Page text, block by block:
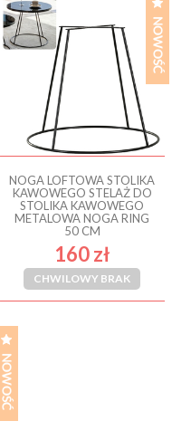
NOGA LOFTOWA STOLIKA
KAWOWEGO STELAŻ DO
STOLIKA KAWOWEGO
METALOWA NOGA RING
50 CM
160 zł
CHWILOWY BRAK